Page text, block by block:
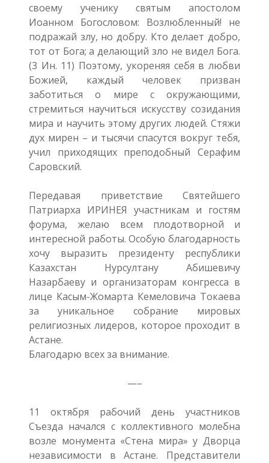
своему ученику святым апостолом
Иоанном Богословом: Возлюбленный! не
подражай злу, но добру. Кто делает добро,
тот от Бога; а делающий зло не видел Бога.
(3 Ин. 11) Поэтому, укореняя себя в любви
Божией, каждый человек призван
заботиться о мире с окружающими,
стремиться научиться искусству созидания
мира и научить этому других людей. Стяжи
дух мирен – и тысячи спасутся вокруг тебя,
учил приходящих преподобный Серафим
Саровский.
Передавая приветствие Святейшего
Патриарха ИРИНЕЯ участникам и гостям
форума, желаю всем плодотворной и
интересной работы. Особую благодарность
хочу выразить президенту республики
Казахстан Нурсултану Абишевичу
Назарбаеву и организаторам конгресса в
лице Касым-Жомарта Кемеловича Токаева
за уникальное собрание мировых
религиозных лидеров, которое проходит в
Астане.
Благодарю всех за внимание.
—–
11 октября рабочий день участников
Съезда начался с коллективного молебна
возле монумента «Стена мира» у Дворца
независимости в Астане. Представители